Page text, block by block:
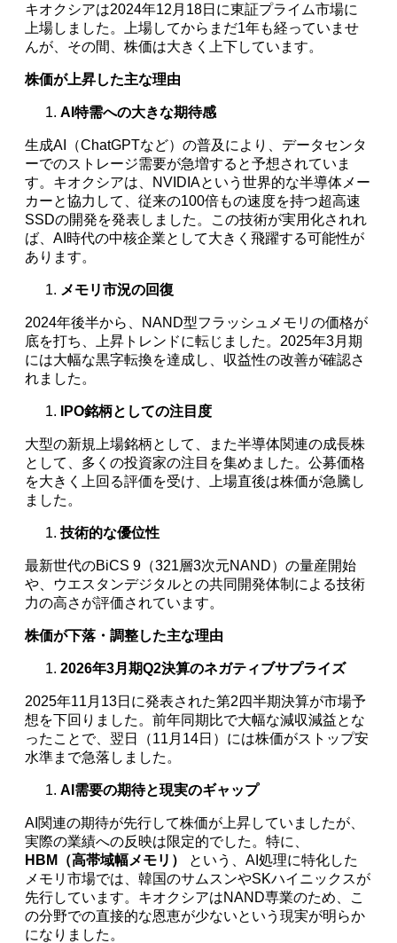
キオクシアは2024年12月18日に東証プライム市場に
上場しました。上場してからまだ1年も経っていませ
んが、その間、株価は大きく上下しています。
株価が上昇した主な理由
AI特需への大きな期待感
生成AI（ChatGPTなど）の普及により、データセンタ
ーでのストレージ需要が急増すると予想されていま
す。キオクシアは、NVIDIAという世界的な半導体メー
カーと協力して、従来の100倍もの速度を持つ超高速
SSDの開発を発表しました。この技術が実用化されれ
ば、AI時代の中核企業として大きく飛躍する可能性が
あります。
メモリ市況の回復
2024年後半から、NAND型フラッシュメモリの価格が
底を打ち、上昇トレンドに転じました。2025年3月期
には大幅な黒字転換を達成し、収益性の改善が確認さ
れました。
IPO銘柄としての注目度
大型の新規上場銘柄として、また半導体関連の成長株
として、多くの投資家の注目を集めました。公募価格
を大きく上回る評価を受け、上場直後は株価が急騰し
ました。
技術的な優位性
最新世代のBiCS 9（321層3次元NAND）の量産開始
や、ウエスタンデジタルとの共同開発体制による技術
力の高さが評価されています。
株価が下落・調整した主な理由
2026年3月期Q2決算のネガティブサプライズ
2025年11月13日に発表された第2四半期決算が市場予
想を下回りました。前年同期比で大幅な減収減益とな
ったことで、翌日（11月14日）には株価がストップ安
水準まで急落しました。
AI需要の期待と現実のギャップ
AI関連の期待が先行して株価が上昇していましたが、
実際の業績への反映は限定的でした。特に、
HBM（高帯域幅メモリ）
という、AI処理に特化した
メモリ市場では、韓国のサムスンやSKハイニックスが
先行しています。キオクシアはNAND専業のため、こ
の分野での直接的な恩恵が少ないという現実が明らか
になりました。